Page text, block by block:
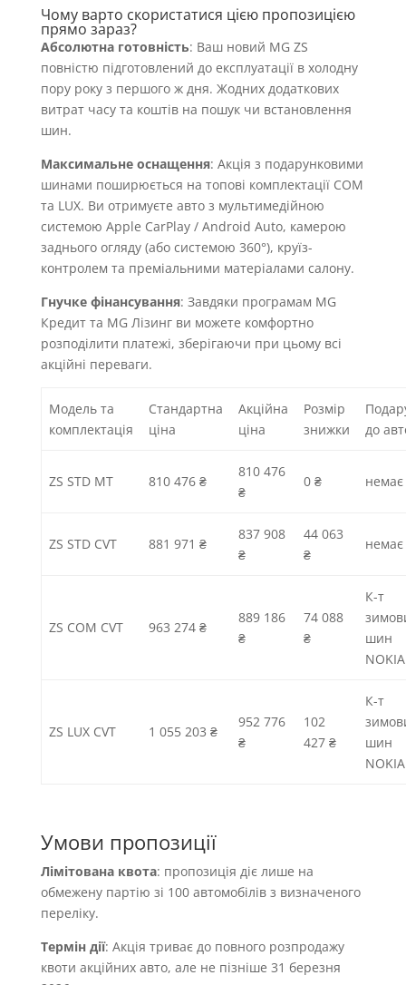
Чому варто скористатися цією пропозицією
прямо зараз?
Абсолютна готовність: Ваш новий MG ZS
повністю підготовлений до експлуатації в холодну
пору року з першого ж дня. Жодних додаткових
витрат часу та коштів на пошук чи встановлення
шин.
Максимальне оснащення: Акція з подарунковими
шинами поширюється на топові комплектації COM
та LUX. Ви отримуєте авто з мультимедійною
системою Apple CarPlay / Android Auto, камерою
заднього огляду (або системою 360°), круїз-
контролем та преміальними матеріалами салону.
Гнучке фінансування: Завдяки програмам MG
Кредит та MG Лізинг ви можете комфортно
розподілити платежі, зберігаючи при цьому всі
акційні переваги.
Модель та
комплектація
Стандартна
ціна
Акційна
ціна
Розмір
знижки
до
ZS STD MT 810 476 ₴
810 476
₴
0 ₴ немає
ZS STD CVT 881 971 ₴
837 908
₴
44 063
₴
немає
ZS COM CVT 963 274 ₴
889 186
₴
74 088
₴
К-т
шин
ZS LUX CVT 1 055 203 ₴
952 776
₴
102
427 ₴
К-т
шин
Умови пропозиції
Лімітована квота: пропозиція діє лише на
обмежену партію зі 100 автомобілів з визначеного
переліку.
Термін дії: Акція триває до повного розпродажу
квоти акційних авто, але не пізніше 31 березня